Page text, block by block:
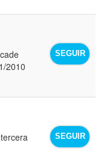
SEGUIR
2010
SEGUIR